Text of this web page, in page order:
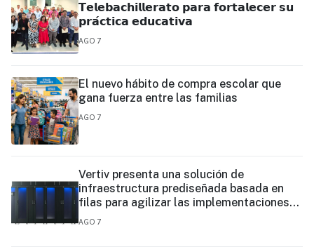
𝗧𝗲𝗹𝗲𝗯𝗮𝗰𝗵𝗶𝗹𝗹𝗲𝗿𝗮𝘁𝗼 𝗽𝗮𝗿𝗮 𝗳𝗼𝗿𝘁𝗮𝗹𝗲𝗰𝗲𝗿 𝘀𝘂
𝗽𝗿𝗮́𝗰𝘁𝗶𝗰𝗮 𝗲𝗱𝘂𝗰𝗮𝘁𝗶𝘃𝗮
AGO 7
El nuevo hábito de compra escolar que
gana fuerza entre las familias
AGO 7
Vertiv presenta una solución de
infraestructura prediseñada basada en
filas para agilizar las implementaciones
de centros de datos en el borde y de IA en
AGO 7